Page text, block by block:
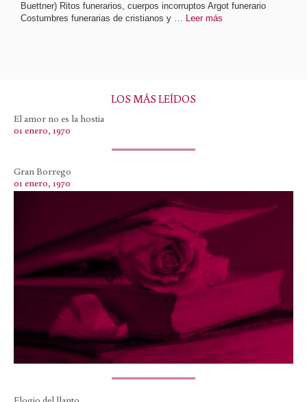
Buettner) Ritos funerarios, cuerpos incorruptos Argot funerario
Costumbres funerarias de cristianos y … Leer más
LOS MÁS LEÍDOS
El amor no es la hostia
01 enero, 1970
Gran Borrego
01 enero, 1970